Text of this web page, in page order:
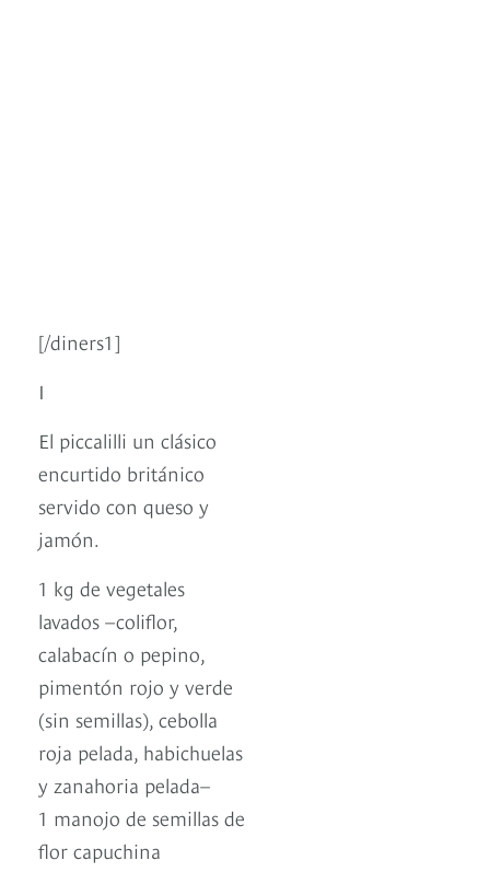
[/diners1]
I
El piccalilli un clásico
encurtido británico
servido con queso y
jamón.
1 kg de vegetales
lavados –coliflor,
calabacín o pepino,
pimentón rojo y verde
(sin semillas), cebolla
roja pelada, habichuelas
y zanahoria pelada–
1 manojo de semillas de
flor capuchina